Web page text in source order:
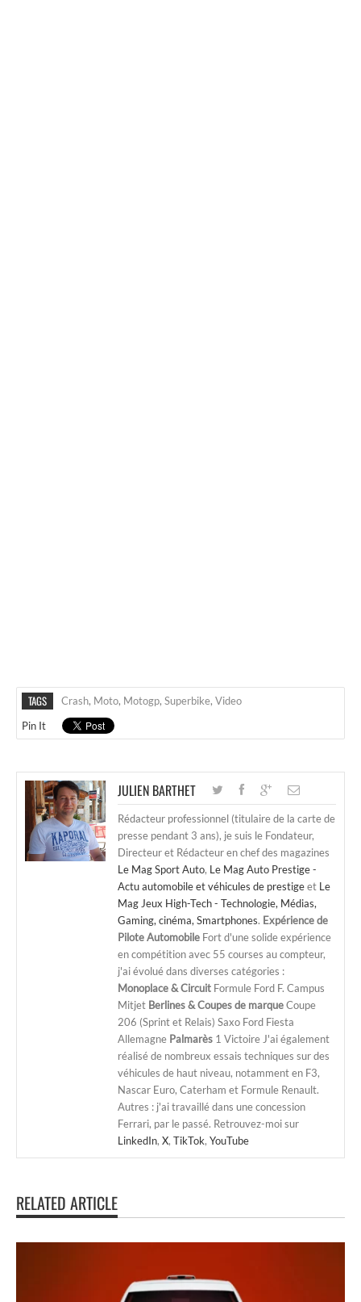
TAGS Crash, Moto, Motogp, Superbike, Video
Pin It
JULIEN BARTHET
Rédacteur professionnel (titulaire de la carte de
presse pendant 3 ans), je suis le Fondateur,
Directeur et Rédacteur en chef des magazines
Le Mag Sport Auto, Le Mag Auto Prestige -
Actu automobile et véhicules de prestigeet Le
Mag Jeux High-Tech - Technologie, Médias,
Gaming, cinéma, Smartphones. Expérience de
Pilote Automobile Fort d'une solide expérience
en compétition avec 55 courses au compteur,
j'ai évolué dans diverses catégories :
Monoplace & Circuit Formule Ford F. Campus
Mitjet Berlines & Coupes de marqueCoupe
206 (Sprint et Relais) Saxo Ford Fiesta
Allemagne Palmarès 1 Victoire J'ai également
réalisé de nombreux essais techniques sur des
véhicules de haut niveau, notamment en F3,
Nascar Euro, Caterham et Formule Renault.
Autres : j'ai travaillé dans une concession
Ferrari, par le passé. Retrouvez-moi sur
LinkedIn, X, TikTok, YouTube
RELATED ARTICLE